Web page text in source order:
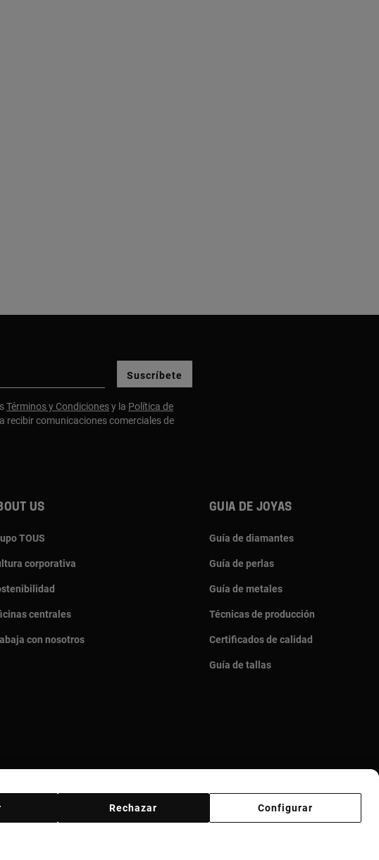
Suscríbete
Términos y Condicionesy la Política de
recibir comunicaciones comerciales de
us
TOUS
corporativa
centrales
con nosotros
Guia de joyas
Guía de diamantes
Guía de perlas
Guía de metales
Técnicas de producción
Certificados de calidad
Guía de tallas
Configurar
Rechazar